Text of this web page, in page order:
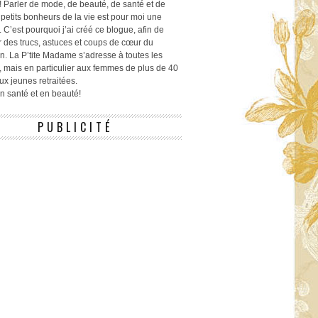
Parler de mode, de beauté, de santé et de
bonheurs de la vie est pour moi une
C’est pourquoi j’ai créé ce blogue, afin de
des trucs, astuces et coups de cœur du
La P’tite Madame s’adresse à toutes les
mais en particulier aux femmes de plus de 40
jeunes retraitées.
santé et en beauté!
PUBLICITÉ